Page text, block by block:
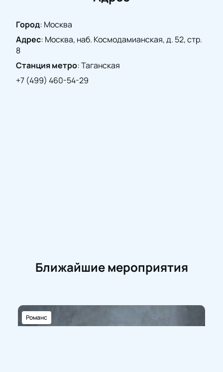
народной музыки и насладиться уникальным
Покупайте билеты
незабываемым впечатлениям от встречи с этим
прославленным коллективом.
Город: Москва
Адрес: Москва, наб. Космодамианская, д. 52, стр.
8
Станция метро:Таганская
+7 (499) 460-54-29
Ближайшие мероприятия
Романс